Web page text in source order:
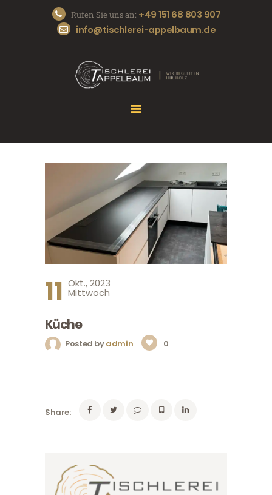
Rufen Sie uns an: +49 151 68 803 907
info@tischlerei-appelbaum.de
START
DIE TISCHLEREI
UNSERE SERVICES
11 Okt., 2023
Mittwoch
Küche
Posted byadmin 0
Share: